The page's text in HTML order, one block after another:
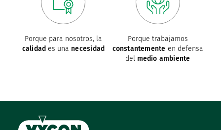
Porque para nosotros, la
calidad es una necesidad
Porque trabajamos
constantemente en defensa
del medio ambiente